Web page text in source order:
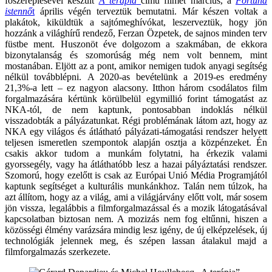
istennőt április végén terveztük bemutatni. Már készen voltak a
plakátok, kiküldtük a sajtómeghívókat, leszerveztük, hogy jön
hozzánk a világhírű rendező, Ferzan Özpetek, de sajnos minden terv
füstbe ment. Huszonöt éve dolgozom a szakmában, de ekkora
bizonytalanság és szomorúság még nem volt bennem, mint
mostanában. Eljött az a pont, amikor nemigen tudok anyagi segítség
nélkül továbblépni.
A 2020-as bevételünk a 2019-es eredmény
21,3%-a lett – ez nagyon alacsony. Itthon három csodálatos film
forgalmazására kértünk körülbelül egymillió forint támogatást az
NKA-tól, de nem kaptunk, pontosabban indoklás nélkül
visszadobták a pályázatunkat. Régi problémának látom azt, hogy az
NKA egy világos és átlátható pályázati-támogatási rendszer helyett
teljesen ismeretlen szempontok alapján osztja a közpénzeket. Én
csakis akkor tudom a munkám folytatni, ha érkezik valami
gyorssegély, vagy ha átláthatóbb lesz a hazai pályáztatási rendszer.
Szomorú, hogy ezelőtt is csak az Európai Unió Média Programjától
kaptunk segítséget a kulturális munkánkhoz. Talán nem túlzok, ha
azt állítom, hogy az a világ ami a világjárvány előtt volt, már sosem
jön vissza, legalábbis a filmforgalmazással és a mozik látogatásával
kapcsolatban biztosan nem. A mozizás nem fog eltűnni, hiszen a
közösségi élmény varázsára mindig lesz igény, de új elképzelések, új
technológiák jelennek meg, és szépen lassan átalakul majd a
filmforgalmazás szerkezete.